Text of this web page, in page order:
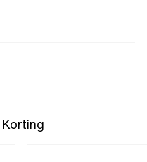
простое и понятное,
рабочей частью кухни —
рутину, особенно в
тем, кто ценит
техники.